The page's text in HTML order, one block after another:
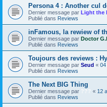
Persona 4 : Another cul
Dernier message par Light the
Publié dans Reviews
inFamous, la rewiew of
Dernier message par Doctor
Publié dans Reviews
Toujours des reviews :
Dernier message par Seud « 04
Publié dans Reviews
The Next BIG Thing
Dernier message par ??? « 12
Publié dans Reviews